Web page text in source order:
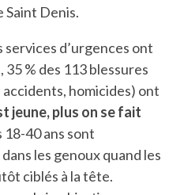
Saint Denis.
d’urgences ont
35 % des 113 blessures
accidents, homicides) ont
jeune, plus on se fait
18-40 ans sont
les genoux quand les
ciblés à la tête.